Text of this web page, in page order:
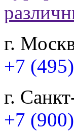
г.
+7
г.
+7